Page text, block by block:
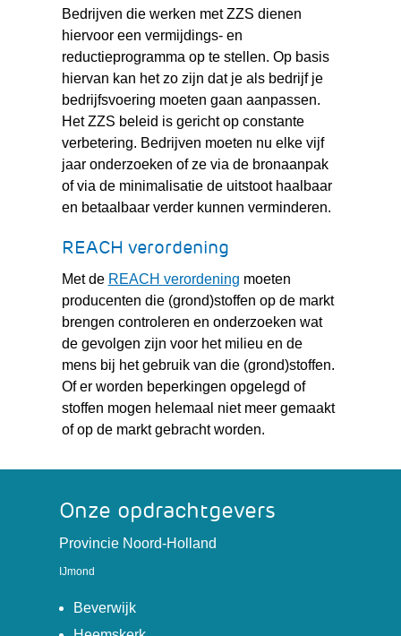
Bedrijven die werken met ZZS dienen
hiervoor een vermijdings- en
reductieprogramma op te stellen. Op basis
hiervan kan het zo zijn dat je als bedrijf je
bedrijfsvoering moeten gaan aanpassen.
Het ZZS beleid is gericht op constante
verbetering. Bedrijven moeten nu elke vijf
jaar onderzoeken of ze via de bronaanpak
of via de minimalisatie de uitstoot haalbaar
en betaalbaar verder kunnen verminderen.
REACH verordening
Met de REACH verordening(verwijst
naar
een
andere
website)
moeten
producenten die (grond)stoffen op de markt
brengen controleren en onderzoeken wat
de gevolgen zijn voor het milieu en de
mens bij het gebruik van die (grond)stoffen.
Of er worden beperkingen opgelegd of
stoffen mogen helemaal niet meer gemaakt
of op de markt gebracht worden.
Onze opdrachtgevers
Provincie Noord-Holland(verwijst
IJmond
Beverwijk(verwijst
naar